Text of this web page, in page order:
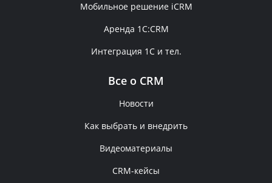
Мобильное решение iCRM
Аренда 1C:CRM
Интеграция 1С и тел.
Все о CRM
Новости
Как выбрать и внедрить
Видеоматериалы
CRM-кейсы